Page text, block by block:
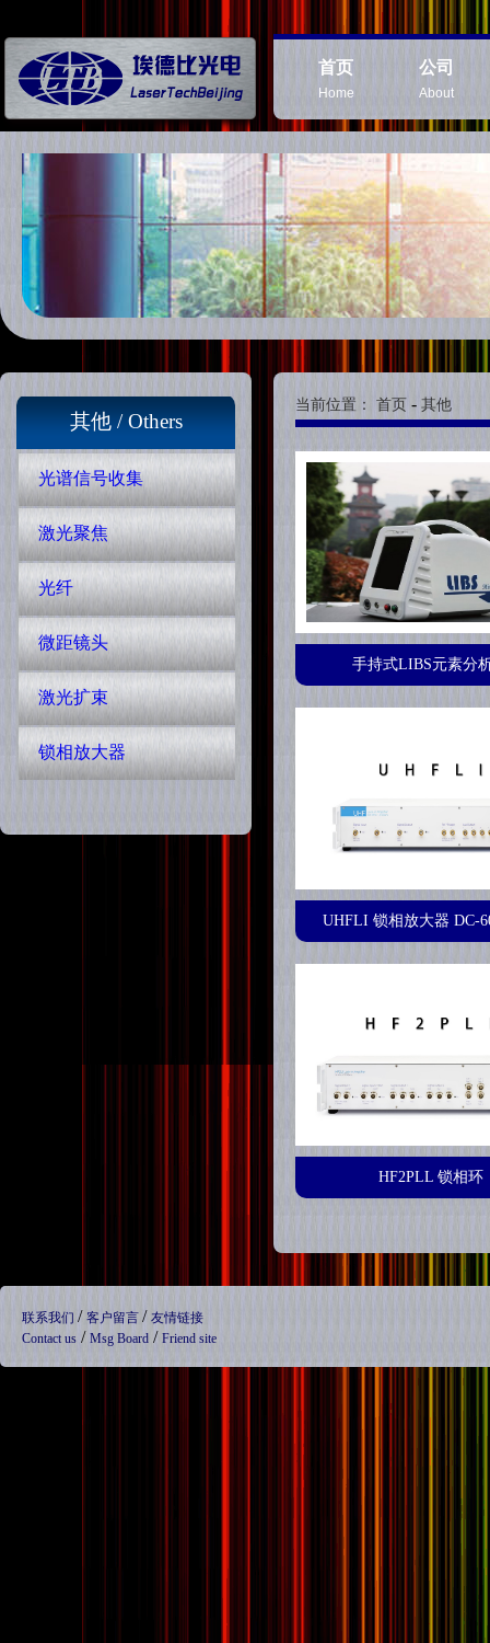
首页
Home
公司
About
其他 / Others
光谱信号收集
激光聚焦
光纤
微距镜头
激光扩束
锁相放大器
当前位置： 首页 - 其他
手持式LIBS元素分
UHFLI 锁相放大器 DC-
HF2PLL 锁相环
联系我们 / 客户留言 / 友情链接
Contact us / Msg Board / Friend site